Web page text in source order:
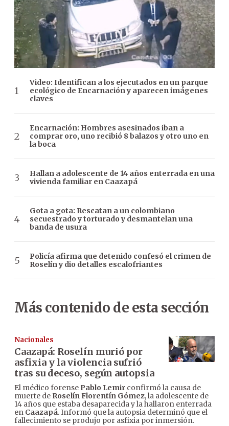
Video: Identifican a los ejecutados en un parque
ecológico de Encarnación y aparecen imágenes
claves
Encarnación: Hombres asesinados iban a
comprar oro, uno recibió 8 balazos y otro uno en
la boca
Hallan a adolescente de 14 años enterrada en una
vivienda familiar en Caazapá
Gota a gota: Rescatan a un colombiano
secuestrado y torturado y desmantelan una
banda de usura
Policía afirma que detenido confesó el crimen de
Roselín y dio detalles escalofriantes
Más contenido de esta sección
Nacionales
Caazapá: Roselín murió por
asfixia y la violencia sufrió
tras su deceso, según autopsia
El médico forense Pablo Lemir confirmó la causa de
muerte de Roselín Florentín Gómez, la adolescente de
14 años que estaba desaparecida y la hallaron enterrada
en Caazapá. Informó que la autopsia determinó que el
fallecimiento se produjo por asfixia por inmersión.